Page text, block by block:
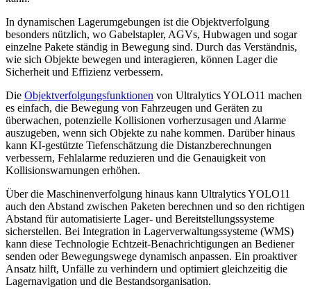
In dynamischen Lagerumgebungen ist die Objektverfolgung
besonders nützlich, wo Gabelstapler, AGVs, Hubwagen und sogar
einzelne Pakete ständig in Bewegung sind. Durch das Verständnis,
wie sich Objekte bewegen und interagieren, können Lager die
Sicherheit und Effizienz verbessern.
Die Objektverfolgungsfunktionen von Ultralytics YOLO11 machen
es einfach, die Bewegung von Fahrzeugen und Geräten zu
überwachen, potenzielle Kollisionen vorherzusagen und Alarme
auszugeben, wenn sich Objekte zu nahe kommen. Darüber hinaus
kann KI-gestützte Tiefenschätzung die Distanzberechnungen
verbessern, Fehlalarme reduzieren und die Genauigkeit von
Kollisionswarnungen erhöhen.
Über die Maschinenverfolgung hinaus kann Ultralytics YOLO11
auch den Abstand zwischen Paketen berechnen und so den richtigen
Abstand für automatisierte Lager- und Bereitstellungssysteme
sicherstellen. Bei Integration in Lagerverwaltungssysteme (WMS)
kann diese Technologie Echtzeit-Benachrichtigungen an Bediener
senden oder Bewegungswege dynamisch anpassen. Ein proaktiver
Ansatz hilft, Unfälle zu verhindern und optimiert gleichzeitig die
Lagernavigation und die Bestandsorganisation.